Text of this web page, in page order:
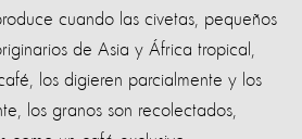
cuando las civetas, pequeños
de Asia y África tropical,
los digieren parcialmente y los
los granos son recolectados,